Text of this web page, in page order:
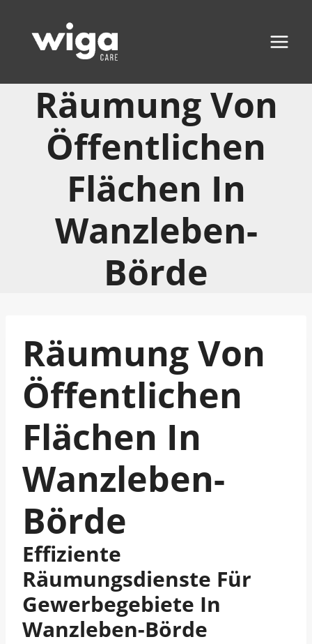
Inhalt
springen
Räumung Von
Öffentlichen
Flächen In
Wanzleben-
Börde
Räumung Von
Öffentlichen
Flächen In
Wanzleben-
Börde
Effiziente
Räumungsdienste Für
Gewerbegebiete In
Wanzleben-Börde